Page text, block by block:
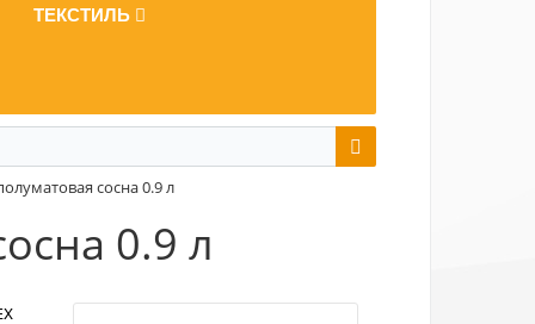
ТЕКСТИЛЬ
сосна 0.9 л
0.9 л